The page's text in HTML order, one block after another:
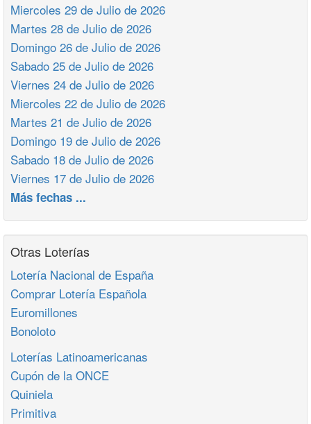
Miercoles 29 de Julio de 2026
Martes 28 de Julio de 2026
Domingo 26 de Julio de 2026
Sabado 25 de Julio de 2026
Viernes 24 de Julio de 2026
Miercoles 22 de Julio de 2026
Martes 21 de Julio de 2026
Domingo 19 de Julio de 2026
Sabado 18 de Julio de 2026
Viernes 17 de Julio de 2026
Más fechas ...
Otras Loterías
Lotería Nacional de España
Comprar Lotería Española
Euromillones
Bonoloto
Loterías Latinoamericanas
Cupón de la ONCE
Quiniela
Primitiva